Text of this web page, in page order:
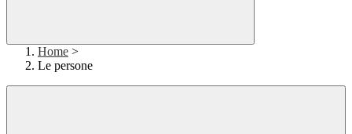
Home >
Le persone